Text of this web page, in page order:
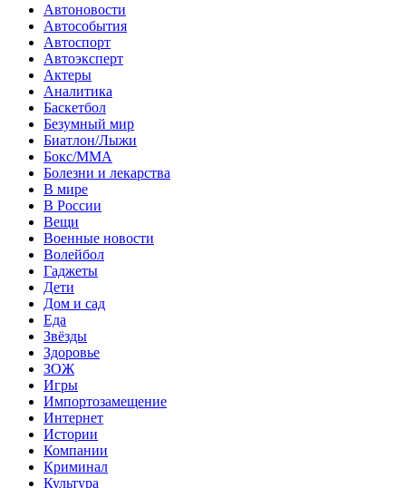
Автоновости
Автособытия
Автоспорт
Автоэксперт
Актеры
Аналитика
Баскетбол
Безумный мир
Биатлон/Лыжи
Бокс/MMA
Болезни и лекарства
В мире
В России
Вещи
Военные новости
Волейбол
Гаджеты
Дети
Дом и сад
Еда
Звёзды
Здоровье
ЗОЖ
Игры
Импортозамещение
Интернет
Истории
Компании
Криминал
Культура